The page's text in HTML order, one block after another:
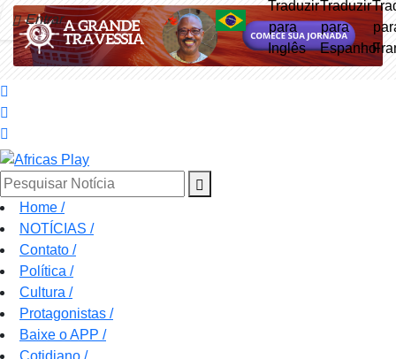
Entrar
Pesquisar Notícia
Home /
NOTÍCIAS /
Contato /
Política /
Cultura /
Protagonistas /
Baixe o APP /